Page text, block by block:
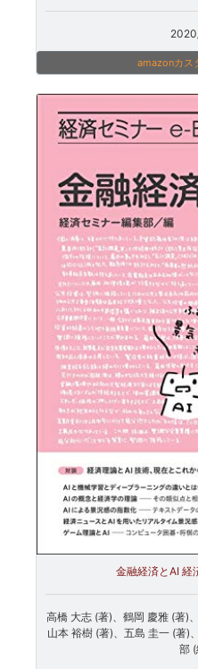
amazonカス
金融経済とAI 経
高橋 大志 (著)、鶴岡 慶雅 (著)
山本 裕樹 (著)、五島 圭一 (著)
部